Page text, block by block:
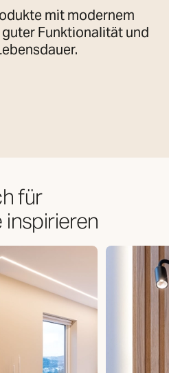
mit modernem
Funktionalität und
für